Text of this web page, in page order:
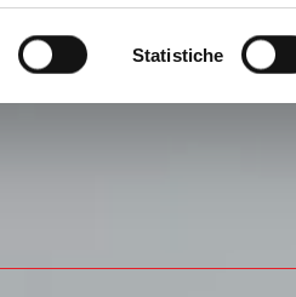
Statistiche